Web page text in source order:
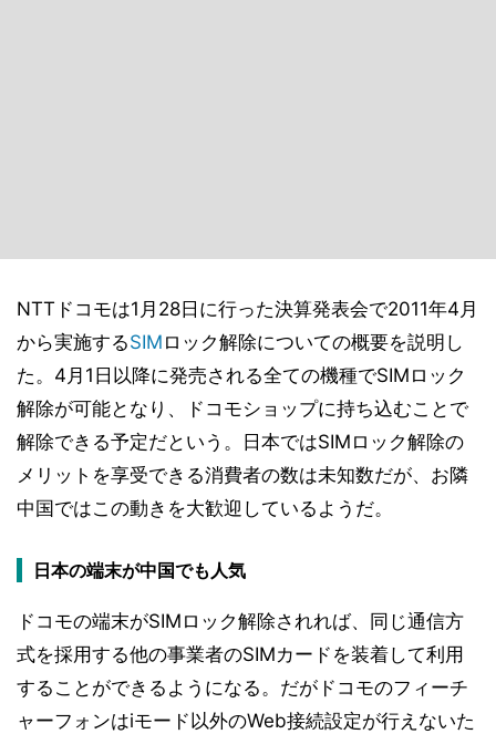
NTTドコモは1月28日に行った決算発表会で2011年4月
から実施するSIM ロック解除についての概要を説明し
た。4月1日以降に発売される全ての機種でSIMロック
解除が可能となり、ドコモショップに持ち込むことで
解除できる予定だという。日本ではSIMロック解除の
メリットを享受できる消費者の数は未知数だが、お隣
中国ではこの動きを大歓迎しているようだ。
日本の端末が中国でも人気
ドコモの端末がSIMロック解除されれば、同じ通信方
式を採用する他の事業者のSIMカードを装着して利用
することができるようになる。だがドコモのフィーチ
ャーフォンはiモード以外のWeb接続設定が行えないた